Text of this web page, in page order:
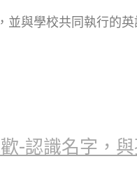
與學校共同執行的
-認識名字，